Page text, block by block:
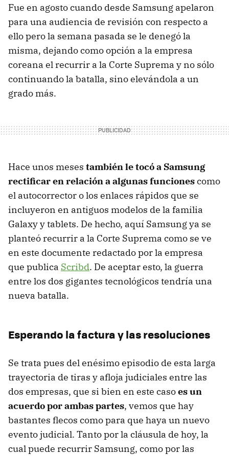
Fue en agosto cuando desde Samsung apelaron
para una audiencia de revisión con respecto a
ello pero la semana pasada se le denegó la
misma, dejando como opción a la empresa
coreana el recurrir a la Corte Suprema y no sólo
continuando la batalla, sino elevándola a un
grado más.
Hace unos meses también le tocó a Samsung
rectificar en relación a algunas funcionescomo
el autocorrector o los enlaces rápidos que se
incluyeron en antiguos modelos de la familia
Galaxy y tablets. De hecho, aquí Samsung ya se
planteó recurrir a la Corte Suprema como se ve
en este documente redactado por la empresa
que publica Scribd. De aceptar esto, la guerra
entre los dos gigantes tecnológicos tendría una
nueva batalla.
Esperando la factura y las resoluciones
Se trata pues del enésimo episodio de esta larga
trayectoria de tiras y afloja judiciales entre las
dos empresas, que si bien en este casoes un
acuerdo por ambas partes, vemos que hay
bastantes flecos como para que haya un nuevo
evento judicial. Tanto por la cláusula de hoy, la
cual puede recurrir Samsung, como por las